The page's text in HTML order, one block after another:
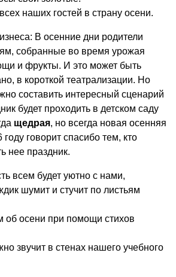
наших гостей в страну осени.
В осенние дни родители
собранные во время урожая
и фрукты. И это может быть
в короткой театрализации. Но
составить интересный сценарий
будет проходить в детском саду
щедрая, но всегда новая осенняя
говорит спасибо тем, кто
нее праздник.
всем будет уютно с нами,
шумит и стучит по листьям
об осени при помощи стихов
звучит в стенах нашего учебного